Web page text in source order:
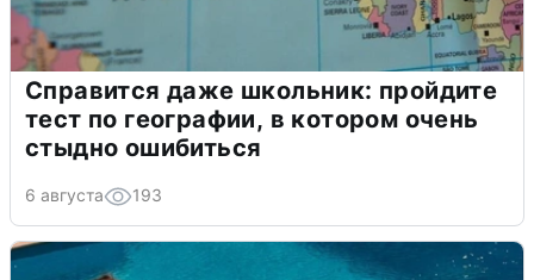
Справится даже школьник: пройдите
тест по географии, в котором очень
стыдно ошибиться
6 августа 193